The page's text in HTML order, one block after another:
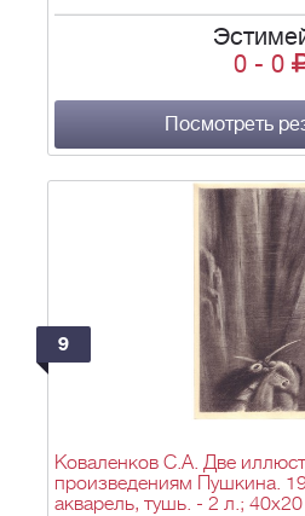
0 - 0
Посмотреть
9
Коваленков С.А. Две
произведениям Пушкина.
акварель, тушь. - 2 л.; 40х20